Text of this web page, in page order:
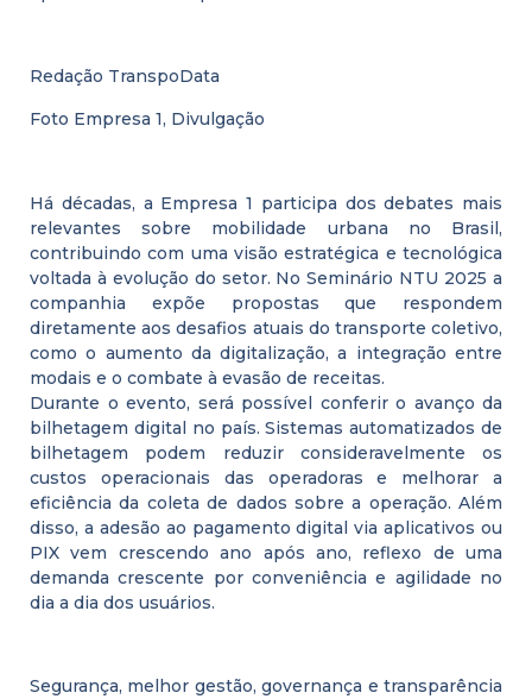
Redação TranspoData
Foto Empresa 1, Divulgação
Há décadas, a Empresa 1 participa dos debates mais
relevantes sobre mobilidade urbana no Brasil,
contribuindo com uma visão estratégica e tecnológica
voltada à evolução do setor. No Seminário NTU 2025 a
companhia expõe propostas que respondem
diretamente aos desafios atuais do transporte coletivo,
como o aumento da digitalização, a integração entre
modais e o combate à evasão de receitas.
Durante o evento, será possível conferir o avanço da
bilhetagem digital no país. Sistemas automatizados de
bilhetagem podem reduzir consideravelmente os
custos operacionais das operadoras e melhorar a
eficiência da coleta de dados sobre a operação. Além
disso, a adesão ao pagamento digital via aplicativos ou
PIX vem crescendo ano após ano, reflexo de uma
demanda crescente por conveniência e agilidade no
dia a dia dos usuários.
Segurança, melhor gestão, governança e transparência